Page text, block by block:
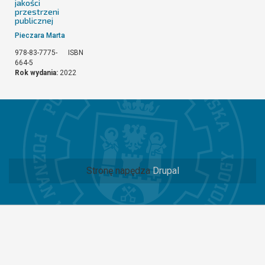
jakości
przestrzeni
publicznej
Pieczara Marta
978-83-7775-
664-5
ISBN
Rok wydania: 2022
Stronę napędza Drupal